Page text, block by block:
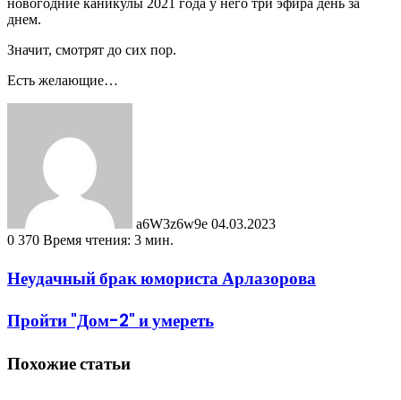
днем.
Значит, смотрят до сих пор.
Есть желающие…
a6W3z6w9e 04.03.2023
0 370 Время чтения: 3 мин.
Неудачный брак юмориста Арлазорова
Пройти "Дом-2" и умереть
Похожие статьи